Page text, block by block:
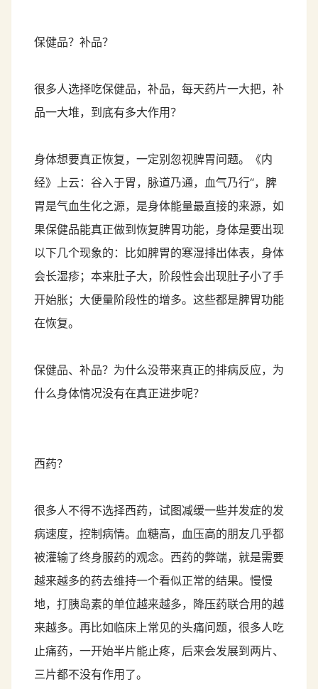
保健品？补品？
很多人选择吃保健品，补品，每天药片一大把，补
品一大堆，到底有多大作用？
身体想要真正恢复，一定别忽视脾胃问题。《内
经》上云：谷入于胃，脉道乃通，血气乃行“，脾
胃是气血生化之源，是身体能量最直接的来源，如
果保健品能真正做到恢复脾胃功能，身体是要出现
以下几个现象的：比如脾胃的寒湿排出体表，身体
会长湿疹；本来肚子大，阶段性会出现肚子小了手
开始胀；大便量阶段性的增多。这些都是脾胃功能
在恢复。
保健品、补品？为什么没带来真正的排病反应，为
什么身体情况没有在真正进步呢？
西药？
很多人不得不选择西药，试图减缓一些并发症的发
病速度，控制病情。血糖高，血压高的朋友几乎都
被灌输了终身服药的观念。西药的弊端，就是需要
越来越多的药去维持一个看似正常的结果。慢慢
地，打胰岛素的单位越来越多，降压药联合用的越
来越多。再比如临床上常见的头痛问题，很多人吃
止痛药，一开始半片能止疼，后来会发展到两片、
三片都不没有作用了。